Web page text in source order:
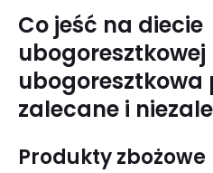
Co jeść na diecie
zalecane i
Produkty zbożowe